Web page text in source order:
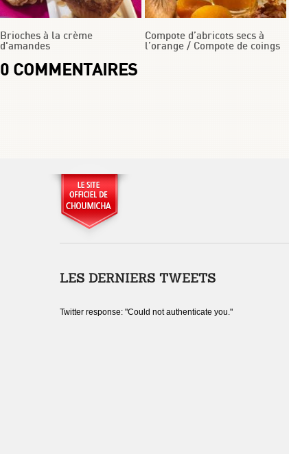
Brioches à la crème
d'amandes
Compote d’abricots secs à
l’orange / Compote de coings
0 COMMENTAIRES
LES DERNIERS TWEETS
Twitter response: "Could not authenticate you."